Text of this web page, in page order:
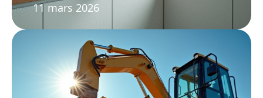
11 mars 2026